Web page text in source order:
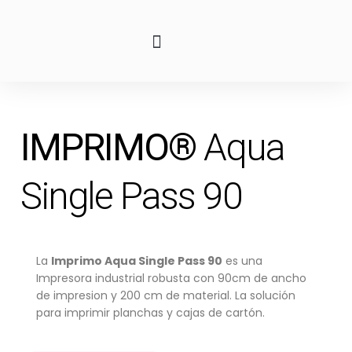
IMPRIMO®Aqua
Single Pass 90
La Imprimo Aqua Single Pass 90 es una
Impresora industrial robusta con 90cm de ancho
de impresion y 200 cm de material. La solución
para imprimir planchas y cajas de cartón.